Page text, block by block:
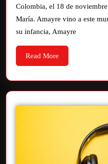
Colombia, el 18 de
María. Amayre vino a este
su infancia, Amayre
Read More